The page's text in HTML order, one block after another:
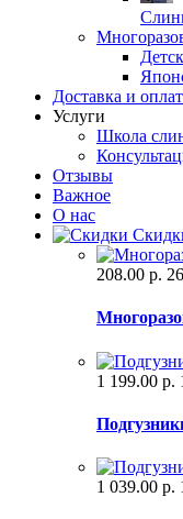
Доставка и
Услуги
Школа
Отзывы
Важное
О нас
208.00 р.
1 199.00 р.
1 039.00 р.